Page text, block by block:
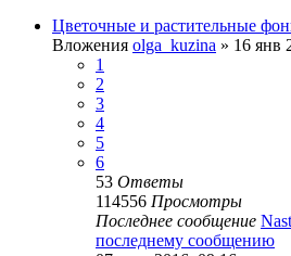
Цветочные и растительные
Вложения olga_kuzina » 16 янв
1
2
3
4
5
6
53 Ответы
114556 Просмотры
Последнее сообщение
последнему сообщению